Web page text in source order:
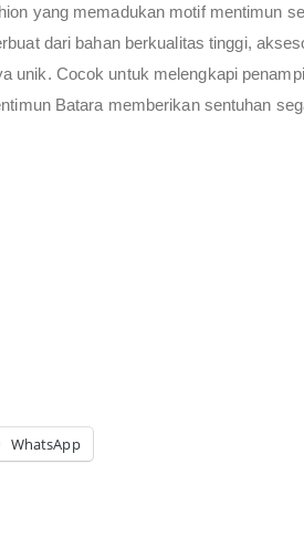
yang memadukan motif mentimun
dari bahan berkualitas tinggi,
unik. Cocok untuk melengkapi
Batara memberikan sentuhan
WhatsApp